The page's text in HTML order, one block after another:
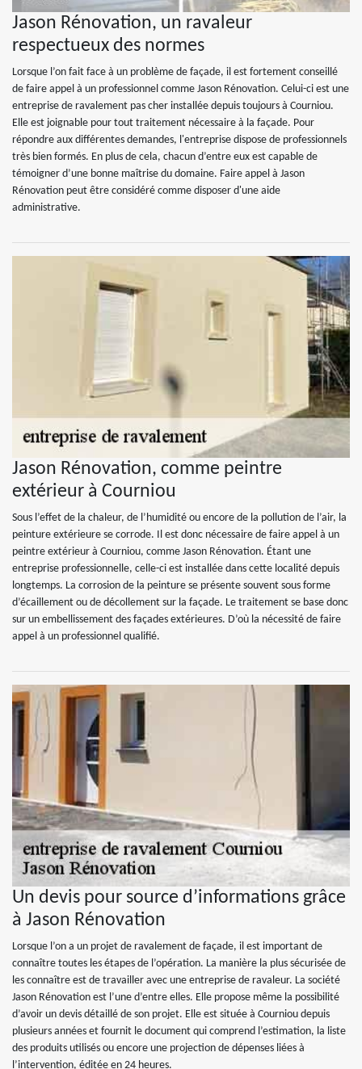
Jason Rénovation, un ravaleur
respectueux des normes
Lorsque l’on fait face à un problème de façade, il est fortement conseillé
de faire appel à un professionnel comme Jason Rénovation. Celui-ci est une
entreprise de ravalement pas cher installée depuis toujours à Courniou.
Elle est joignable pour tout traitement nécessaire à la façade. Pour
répondre aux différentes demandes, l'entreprise dispose de professionnels
très bien formés. En plus de cela, chacun d’entre eux est capable de
témoigner d’une bonne maîtrise du domaine. Faire appel à Jason
Rénovation peut être considéré comme disposer d'une aide
administrative.
Jason Rénovation, comme peintre
extérieur à Courniou
Sous l’effet de la chaleur, de l’humidité ou encore de la pollution de l’air, la
peinture extérieure se corrode. Il est donc nécessaire de faire appel à un
peintre extérieur à Courniou, comme Jason Rénovation. Étant une
entreprise professionnelle, celle-ci est installée dans cette localité depuis
longtemps. La corrosion de la peinture se présente souvent sous forme
d’écaillement ou de décollement sur la façade. Le traitement se base donc
sur un embellissement des façades extérieures. D’où la nécessité de faire
appel à un professionnel qualifié.
Un devis pour source d’informations grâce
à Jason Rénovation
Lorsque l’on a un projet de ravalement de façade, il est important de
connaître toutes les étapes de l’opération. La manière la plus sécurisée de
les connaître est de travailler avec une entreprise de ravaleur. La société
Jason Rénovation est l’une d’entre elles. Elle propose même la possibilité
d’avoir un devis détaillé de son projet. Elle est située à Courniou depuis
plusieurs années et fournit le document qui comprend l’estimation, la liste
des produits utilisés ou encore une projection de dépenses liées à
l’intervention, éditée en 24 heures.